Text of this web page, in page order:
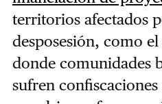
territorios afectados
desposesión, como
donde comunidades
sufren